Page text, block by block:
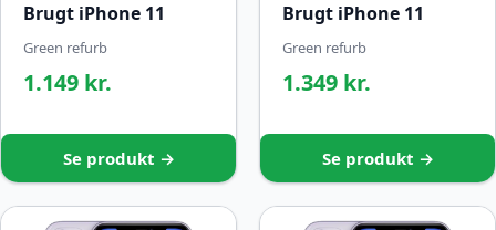
Brugt iPhone 11
Green refurb
1.149 kr.
Se produkt →
Brugt iPhone 11
Green refurb
1.349 kr.
Se produkt →